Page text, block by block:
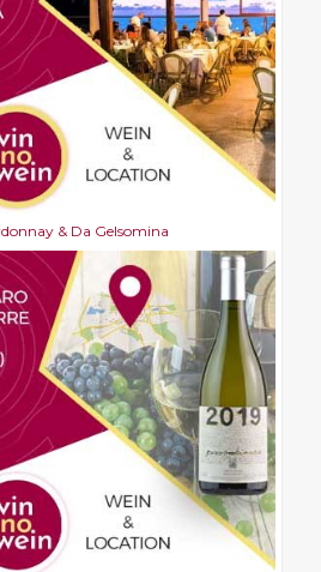
& Da Gelsomina